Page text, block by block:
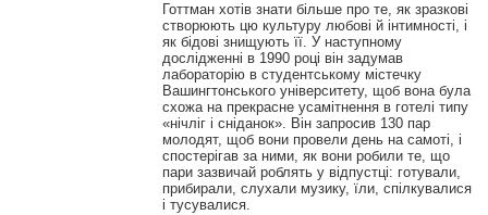
Готтман хотів знати більше про те, як зразкові
створюють цю культуру любові й інтимності, і
як бідові знищують її. У наступному
дослідженні в 1990 році він задумав
лабораторію в студентському містечку
Вашингтонського університету, щоб вона була
схожа на прекрасне усамітнення в готелі типу
«нічліг і сніданок». Він запросив 130 пар
молодят, щоб вони провели день на самоті, і
спостерігав за ними, як вони робили те, що
пари зазвичай роблять у відпустці: готували,
прибирали, слухали музику, їли, спілкувалися
і тусувалися.